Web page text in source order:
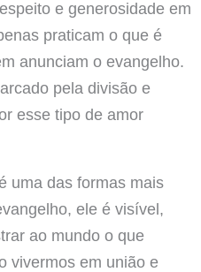
e generosidade em
praticam o que é
anunciam o evangelho.
pela divisão e
esse tipo de amor
uma das formas mais
ele é visível,
ao mundo o que
vivermos em união e